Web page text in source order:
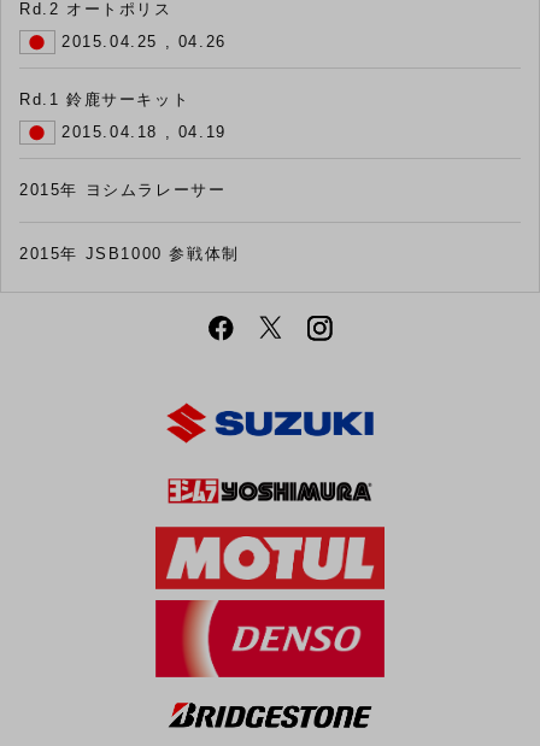
Rd.2 オートポリス
2015.04.25 , 04.26
Rd.1 鈴鹿サーキット
2015.04.18 , 04.19
2015年 ヨシムラレーサー
2015年 JSB1000 参戦体制